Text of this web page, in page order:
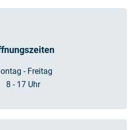
- Freitag
8 - 17 Uhr